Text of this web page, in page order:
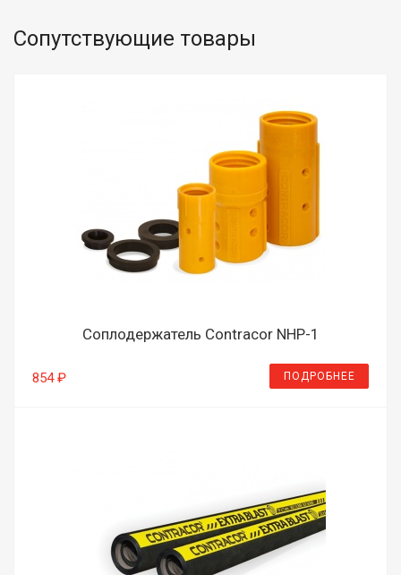
Сопутствующие товары
Соплодержатель Contracor NHP-1
854 ₽ ПОДРОБНЕЕ